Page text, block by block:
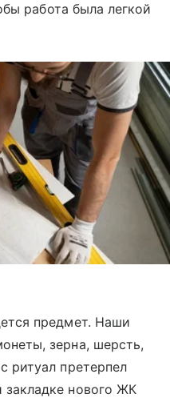
работа была легкой
предмет. Наши
зерна, шерсть,
ритуал претерпел
нового ЖК